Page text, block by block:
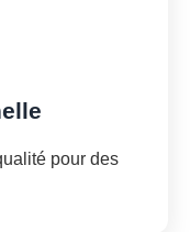
pour des